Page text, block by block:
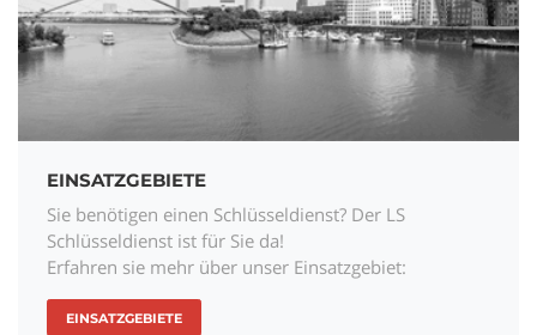
EINSATZGEBIETE
Sie benötigen einen Schlüsseldienst? Der LS
Schlüsseldienst ist für Sie da!
Erfahren sie mehr über unser Einsatzgebiet:
EINSATZGEBIETE